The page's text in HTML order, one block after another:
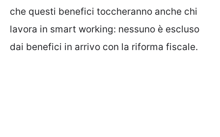
che questi benefici toccheranno anche chi
lavora in smart working: nessuno è escluso
dai benefici in arrivo con la riforma fiscale.